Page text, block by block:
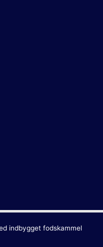
indbygget fodskammel